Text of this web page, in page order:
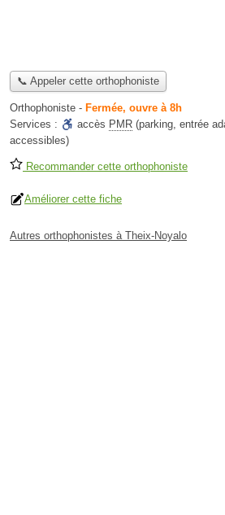
📞 Appeler cette orthophoniste
Orthophoniste - Fermée, ouvre à 8h
Services :
accès PMR (parking, entrée
accessibles)
Recommander cette orthophoniste
Améliorer cette fiche
Autres orthophonistes à Theix-Noyalo